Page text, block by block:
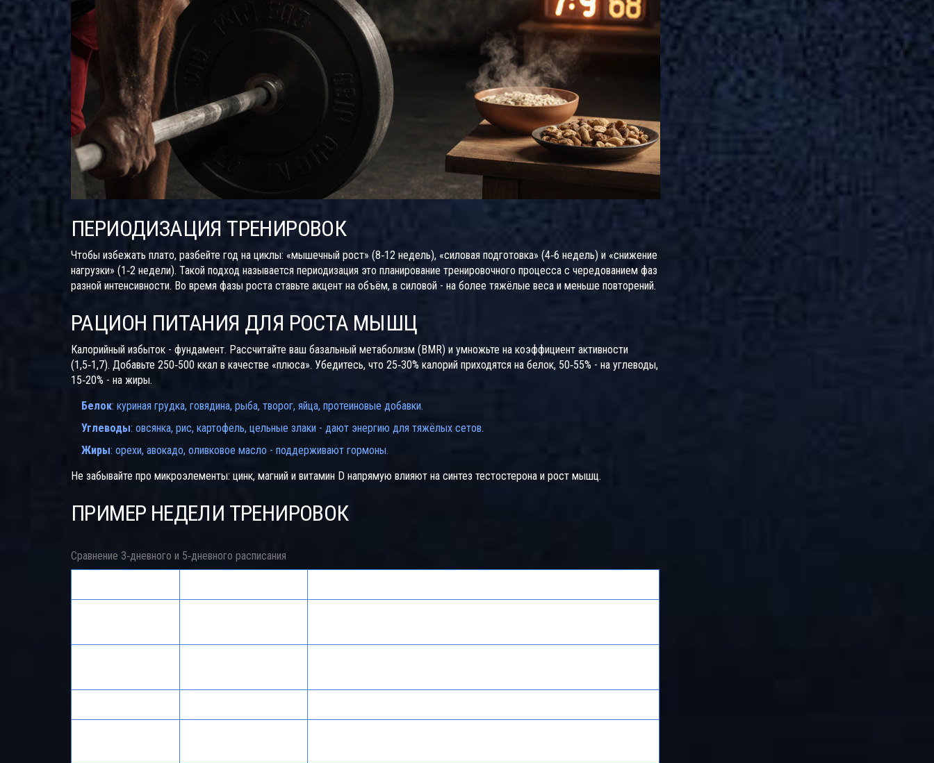
ПЕРИОДИЗАЦИЯ ТРЕНИРОВОК
Чтобы избежать плато, разбейте год на циклы: «мышечный рост» (8‑12 недель), «силовая подготовка» (4‑6 недель) и «снижение
нагрузки» (1‑2 недели). Такой подход называется периодизация это планирование тренировочного процесса с чередованием фаз
разной интенсивности. Во время фазы роста ставьте акцент на объём, в силовой - на более тяжёлые веса и меньше повторений.
РАЦИОН ПИТАНИЯ ДЛЯ РОСТА МЫШЦ
Калорийный избыток - фундамент. Рассчитайте ваш базальный метаболизм (BMR) и умножьте на коэффициент активности
(1,5‑1,7). Добавьте 250‑500 ккал в качестве «плюса». Убедитесь, что 25‑30% калорий приходятся на белок, 50‑55% - на углеводы,
15‑20% - на жиры.
Белок: куриная грудка, говядина, рыба, творог, яйца, протеиновые добавки.
Углеводы: овсянка, рис, картофель, цельные злаки - дают энергию для тяжёлых сетов.
Жиры: орехи, авокадо, оливковое масло - поддерживают гормоны.
Не забывайте про микроэлементы: цинк, магний и витамин D напрямую влияют на синтез тестостерона и рост мышц.
ПРИМЕР НЕДЕЛИ ТРЕНИРОВОК
Сравнение 3‑дневного и 5‑дневного расписания